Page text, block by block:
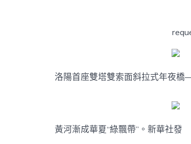
洛陽首座雙塔雙索面斜拉式年夜
黃河漸成華夏“綠飄帶”。新華社發